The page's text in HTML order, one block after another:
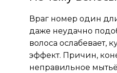
Враг номер один
даже неудачно
волоса ослабевает,
эффект. Причин,
неправильное